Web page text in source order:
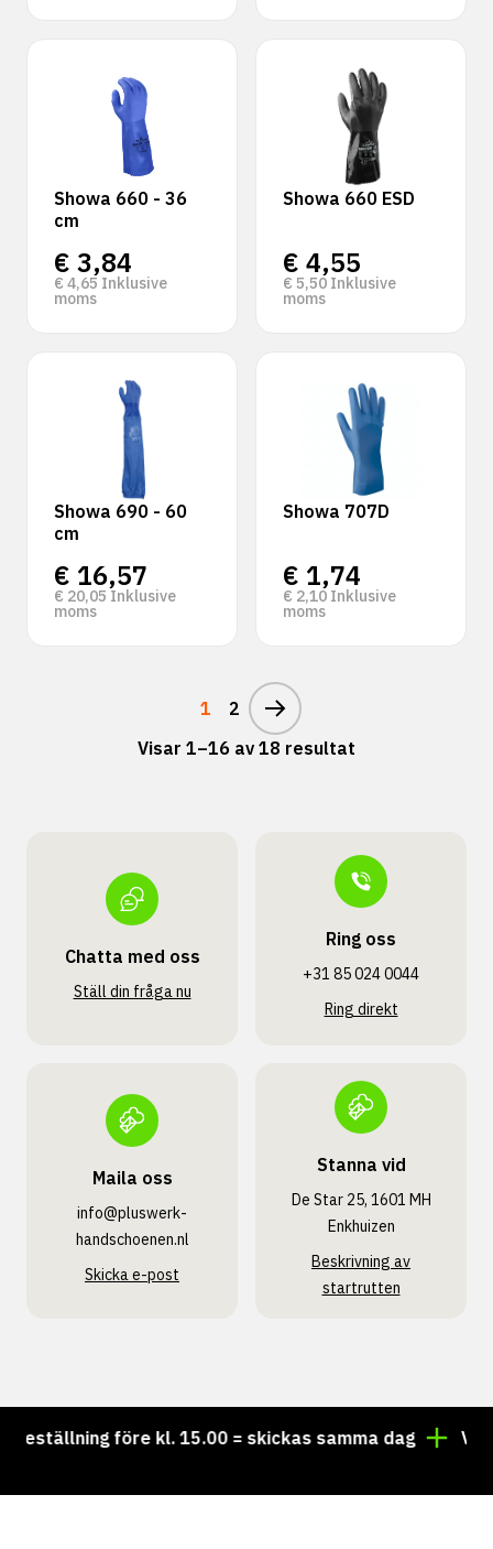
Showa 660 - 36
cm
€ 3,84
€ 4,65 Inklusive
moms
Showa 660 ESD
€ 4,55
€ 5,50 Inklusive
moms
Showa 690 - 60
cm
€ 16,57
€ 20,05 Inklusive
moms
Showa 707D
€ 1,74
€ 2,10 Inklusive
moms
1
2
Visar 1–16 av 18 resultat
Chatta med oss
Ställ din fråga nu
Ring oss
+31 85 024 0044
Ring direkt
Maila oss
info@pluswerk­
handschoenen.nl
Skicka e-post
Stanna vid
De Star 25, 1601 MH
Enkhuizen
Beskrivning av
startrutten
före kl. 15.00 = skickas samma dag Vill du